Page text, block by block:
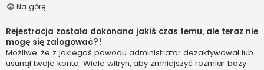
Na górę
Rejestracja została dokonana jakiś czas temu, ale teraz nie
mogę się zalogować?!
Możliwe, że z jakiegoś powodu administrator dezaktywował lub
usunął twoje konto. Wiele witryn, aby zmniejszyć rozmiar bazy